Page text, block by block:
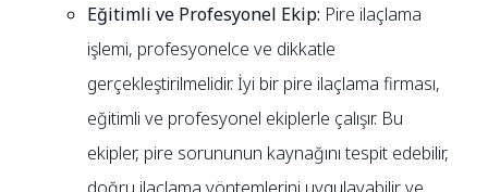
Eğitimli ve Profesyonel Ekip: Pire ilaçlama
işlemi, profesyonelce ve dikkatle
gerçekleştirilmelidir. İyi bir pire ilaçlama firması,
eğitimli ve profesyonel ekiplerle çalışır. Bu
ekipler, pire sorununun kaynağını tespit edebilir,